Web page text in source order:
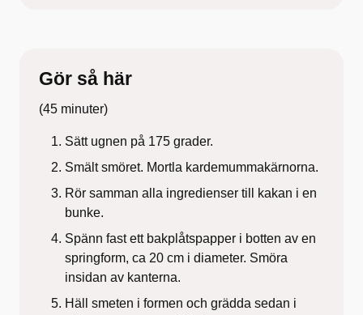
Gör så här
(45 minuter)
Sätt ugnen på 175 grader.
Smält smöret. Mortla kardemummakärnorna.
Rör samman alla ingredienser till kakan i en
bunke.
Spänn fast ett bakplåtspapper i botten av en
springform, ca 20 cm i diameter. Smöra
insidan av kanterna.
Häll smeten i formen och grädda sedan i